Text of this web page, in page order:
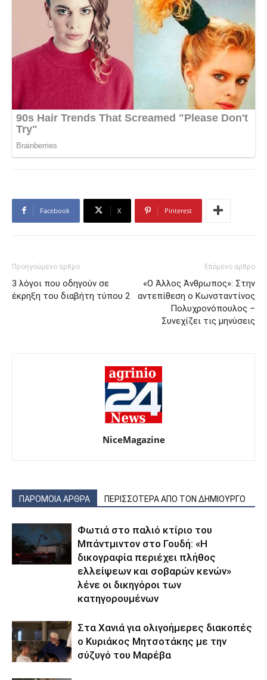
Facebook X Pinterest
Προηγούμενο άρθρο
3 λόγοι που οδηγούν σε
έκρηξη του διαβήτη τύπου 2
Επόμενο άρθρο
«Ο Άλλος Άνθρωπος»: Στην
αντεπίθεση ο Κωνσταντίνος
Πολυχρονόπουλος –
Συνεχίζει τις μηνύσεις
NiceMagazine
ΠΑΡΟΜΟΙΑ ΑΡΘΡΑ ΠΕΡΙΣΣΟΤΕΡΑ ΑΠΟ ΤΟΝ ΔΗΜΙΟΥΡΓΟ
Φωτιά στο παλιό κτίριο του
Μπάντμιντον στο Γουδή: «Η
δικογραφία περιέχει πλήθος
ελλείψεων και σοβαρών κενών»
λένε οι δικηγόροι των
κατηγορουμένων
Στα Χανιά για ολιγοήμερες διακοπές
ο Κυριάκος Μητσοτάκης με την
σύζυγό του Μαρέβα